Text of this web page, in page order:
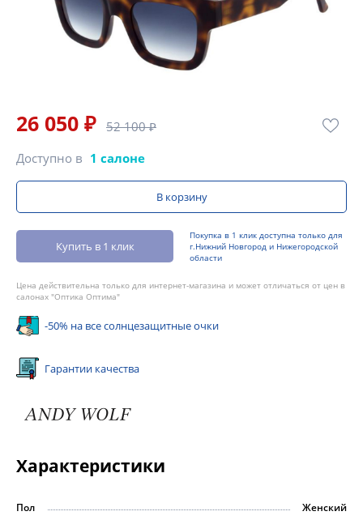
26 050 ₽ 52 100 ₽
Доступно в 1 салоне
В корзину
Купить в 1 клик
Покупка в 1 клик доступна только для
г.Нижний Новгород и Нижегородской
области
Цена действительна только для интернет-магазина и может отличаться от цен в
салонах "Оптика Оптима"
-50% на все солнцезащитные очки
Гарантии качества
Характеристики
Пол
Женский